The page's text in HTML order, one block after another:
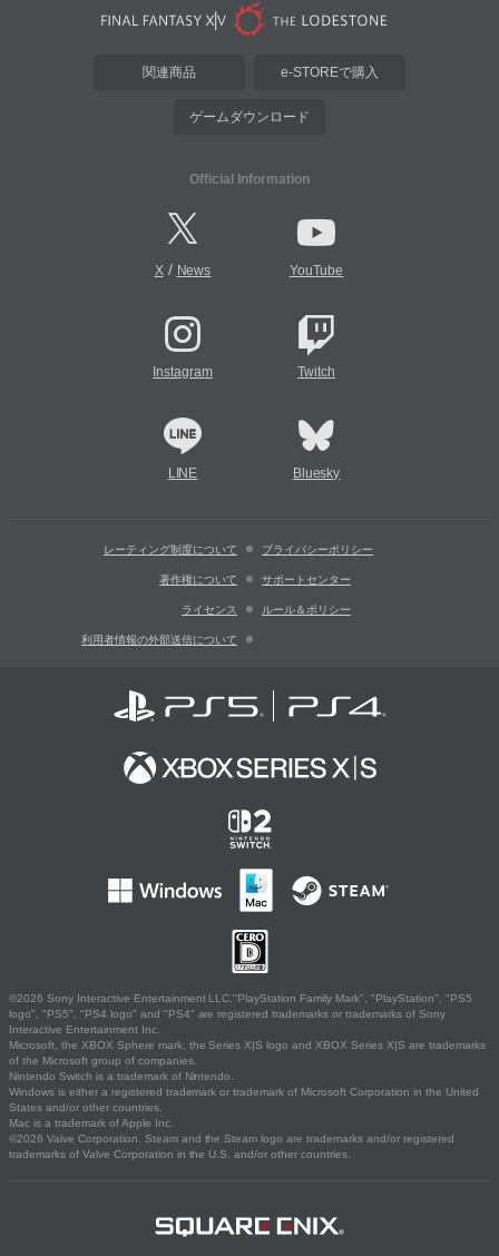
関連商品 e-STOREで購入
ゲームダウンロード
Official Information
X/ News YouTube
Instagram Twitch
LINE Bluesky
レーティング制度について プライバシーポリシー
著作権について サポートセンター
ライセンス ルール＆ポリシー
利用者情報の外部送信について
©2026 Sony Interactive Entertainment LLC."PlayStation Family Mark", "PlayStation", "PS5
logo", "PS5", "PS4 logo" and "PS4" are registered trademarks or trademarks of Sony
Interactive Entertainment Inc.
Microsoft, the XBOX Sphere mark, the Series X|S logo and XBOX Series X|S are trademarks
of the Microsoft group of companies.
Nintendo Switch is a trademark of Nintendo.
Windows is either a registered trademark or trademark of Microsoft Corporation in the United
States and/or other countries.
Mac is a trademark of Apple Inc.
©2026 Valve Corporation. Steam and the Steam logo are trademarks and/or registered
trademarks of Valve Corporation in the U.S. and/or other countries.